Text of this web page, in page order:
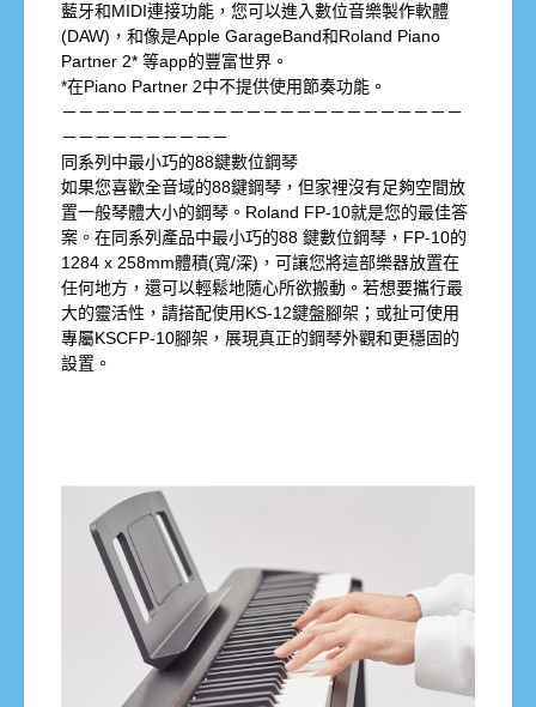
藍牙和MIDI連接功能，您可以進入數位音樂製作軟體
(DAW)，和像是Apple GarageBand和Roland Piano
Partner 2* 等app的豐富世界。
*在Piano Partner 2中不提供使用節奏功能。
－－－－－－－－－－－－－－－－－－－－－－－－
－－－－－－－－－－
同系列中最小巧的88鍵數位鋼琴
如果您喜歡全音域的88鍵鋼琴，但家裡沒有足夠空間放
置一般琴體大小的鋼琴。Roland FP-10就是您的最佳答
案。在同系列產品中最小巧的88 鍵數位鋼琴，FP-10的
1284 x 258mm體積(寬/深)，可讓您將這部樂器放置在
任何地方，還可以輕鬆地隨心所欲搬動。若想要攜行最
大的靈活性，請搭配使用KS-12鍵盤腳架；或扯可使用
專屬KSCFP-10腳架，展現真正的鋼琴外觀和更穩固的
設置。